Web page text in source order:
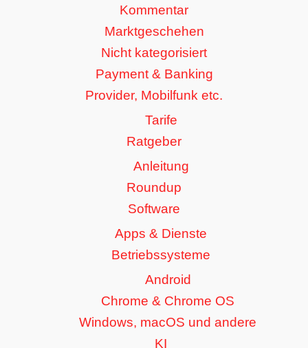
Kommentar
Marktgeschehen
Nicht kategorisiert
Payment & Banking
Provider, Mobilfunk etc.
Tarife
Ratgeber
Anleitung
Roundup
Software
Apps & Dienste
Betriebssysteme
Android
Chrome & Chrome OS
Windows, macOS und andere
KI